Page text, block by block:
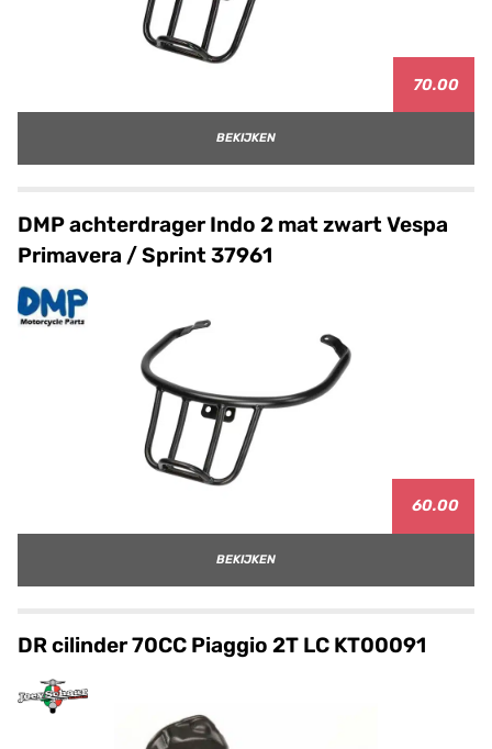
70.00
BEKIJKEN
DMP achterdrager Indo 2 mat zwart Vespa
Primavera / Sprint 37961
60.00
BEKIJKEN
DR cilinder 70CC Piaggio 2T LC KT00091